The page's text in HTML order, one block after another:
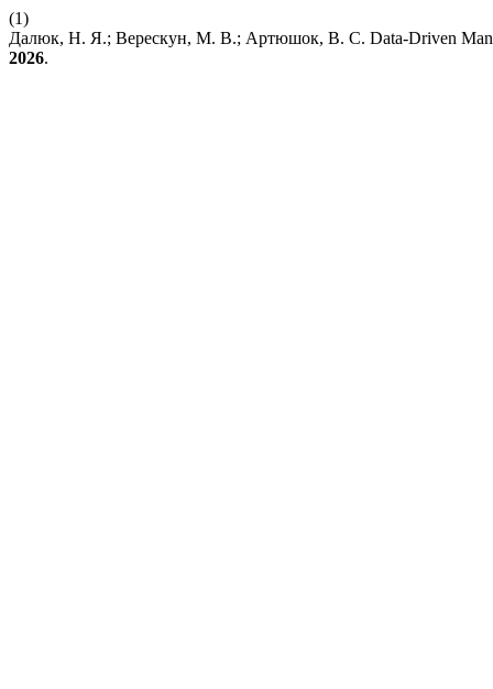
(1)
Далюк, Н. Я.; Верескун, М. В.; Артюшок, В. С. Data-Driven
2026.